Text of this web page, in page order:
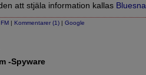
att stjäla information kallas
| Kommentarer (1) | Google
-Spyware